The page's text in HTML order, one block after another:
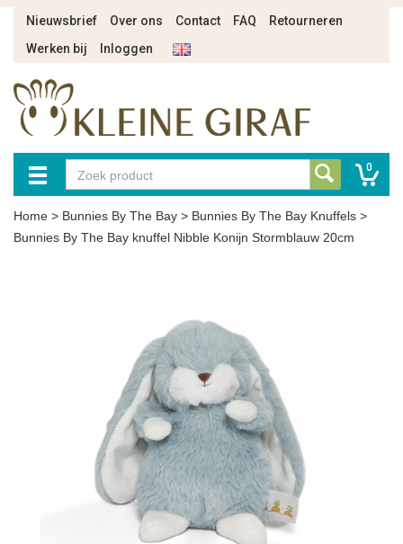
Nieuwsbrief Over ons Contact FAQ
Retourneren
Werken bij
Inloggen
0
Home > Bunnies By The Bay > Bunnies By The Bay Knuffels >
Bunnies By The Bay knuffel Nibble Konijn Stormblauw 20cm